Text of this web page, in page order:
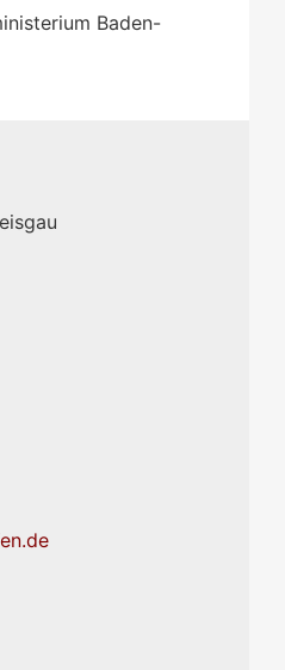
Baden-